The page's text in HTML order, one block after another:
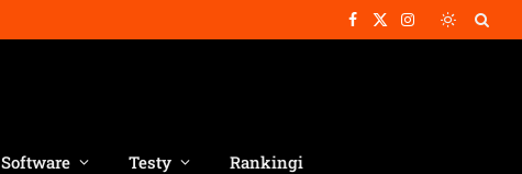
Facebook
X
Instagram
Software Testy Rankingi